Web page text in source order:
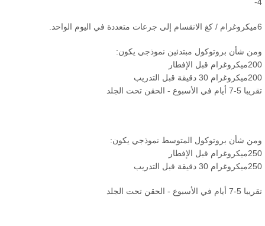
شأن بروتوكول مبتدئين نموذجي يكون:
الإفطار
قبل التدريب
- الحقن تحت الجلد
شأن بروتوكول المتوسط ​​نموذجي يكون:
الإفطار
قبل التدريب
- الحقن تحت الجلد